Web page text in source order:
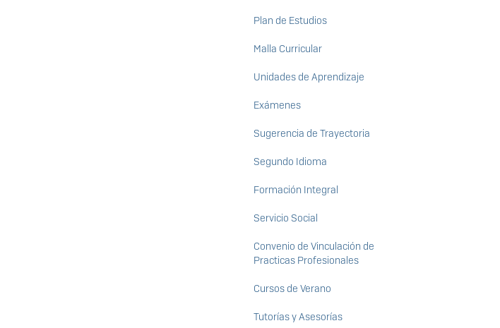
Plan de Estudios
Malla Curricular
Unidades de Aprendizaje
Exámenes
Sugerencia de Trayectoria
Segundo Idioma
Formación Integral
Servicio Social
Convenio de Vinculación de
Practicas Profesionales
Cursos de Verano
Tutorías y Asesorías